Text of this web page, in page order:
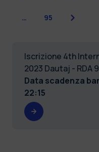
… 95
Iscrizione 4th
2023 Dautaj - RDA
Data scadenza
22:15